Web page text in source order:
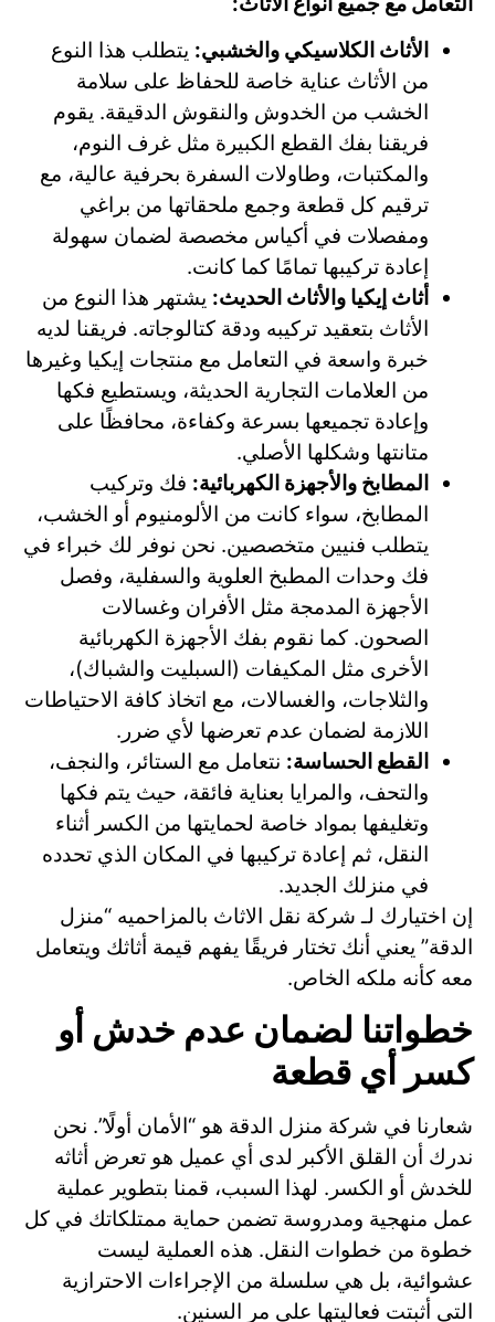
الأثاث الكلاسيكي والخشبي: يتطلب هذا النوع
من الأثاث عناية خاصة للحفاظ على سلامة
الخشب من الخدوش والنقوش الدقيقة. يقوم
فريقنا بفك القطع الكبيرة مثل غرف النوم،
والمكتبات، وطاولات السفرة بحرفية عالية، مع
ترقيم كل قطعة وجمع ملحقاتها من براغي
ومفصلات في أكياس مخصصة لضمان سهولة
إعادة تركيبها تمامًا كما كانت.
أثاث إيكيا والأثاث الحديث: يشتهر هذا النوع من
الأثاث بتعقيد تركيبه ودقة كتالوجاته. فريقنا لديه
خبرة واسعة في التعامل مع منتجات إيكيا وغيرها
من العلامات التجارية الحديثة، ويستطيع فكها
وإعادة تجميعها بسرعة وكفاءة، محافظًا على
متانتها وشكلها الأصلي.
المطابخ والأجهزة الكهربائية: فك وتركيب
المطابخ، سواء كانت من الألومنيوم أو الخشب،
يتطلب فنيين متخصصين. نحن نوفر لك خبراء في
فك وحدات المطبخ العلوية والسفلية، وفصل
الأجهزة المدمجة مثل الأفران وغسالات
الصحون. كما نقوم بفك الأجهزة الكهربائية
الأخرى مثل المكيفات (السبليت والشباك)،
والثلاجات، والغسالات، مع اتخاذ كافة الاحتياطات
اللازمة لضمان عدم تعرضها لأي ضرر.
القطع الحساسة: نتعامل مع الستائر، والنجف،
والتحف، والمرايا بعناية فائقة، حيث يتم فكها
وتغليفها بمواد خاصة لحمايتها من الكسر أثناء
النقل، ثم إعادة تركيبها في المكان الذي تحدده
في منزلك الجديد.
إن اختيارك لـ شركة نقل الاثاث بالمزاحميه “منزل
الدقة” يعني أنك تختار فريقًا يفهم قيمة أثاثك ويتعامل
معه كأنه ملكه الخاص.
خطواتنا لضمان عدم خدش أو
كسر أي قطعة
شعارنا في شركة منزل الدقة هو “الأمان أولًا”. نحن
ندرك أن القلق الأكبر لدى أي عميل هو تعرض أثاثه
للخدش أو الكسر. لهذا السبب، قمنا بتطوير عملية
عمل منهجية ومدروسة تضمن حماية ممتلكاتك في كل
خطوة من خطوات النقل. هذه العملية ليست
عشوائية، بل هي سلسلة من الإجراءات الاحترازية
التي أثبتت فعاليتها على مر السنين.